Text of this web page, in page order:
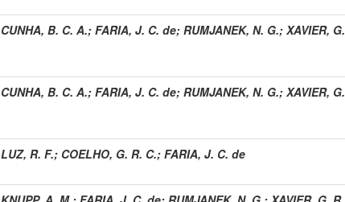
CUNHA, B. C. A.; FARIA, J. C. de; RUMJANEK, N. G.; XAVIER,
CUNHA, B. C. A.; FARIA, J. C. de; RUMJANEK, N. G.; XAVIER,
LUZ, R. F.; COELHO, G. R. C.; FARIA, J. C. de